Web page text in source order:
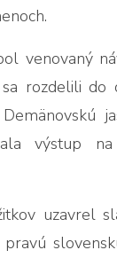
venovaný
sa rozdelili do
výstup
uzavrel